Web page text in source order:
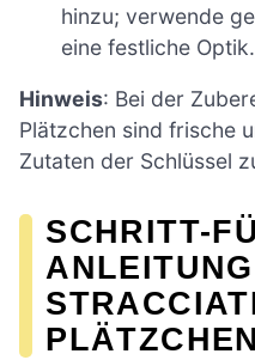
hinzu; verwende
eine festliche Optik.
Hinweis: Bei der
Plätzchen sind frische
Zutaten der Schlüssel
SCHRITT-
PLÄTZCHEN